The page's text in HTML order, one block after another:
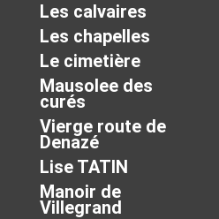
Les calvaires
Les chapelles
Le cimetière
Mausolee des
curés
Vierge route de
Denazé
Lise TATIN
Manoir de
Villegrand